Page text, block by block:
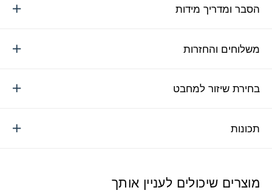
הסבר ומדריך מידות
משלוחים והחזרות
בחירת שיזור למחבט
תכונות
מוצרים שיכולים לעניין אותך